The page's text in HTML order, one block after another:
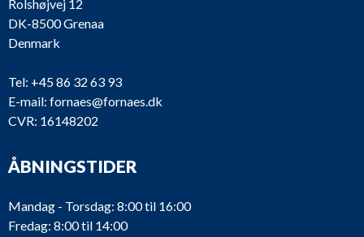
Rolshøjvej 12
DK-8500 Grenaa
Denmark
Tel: +45 86 32 63 93
E-mail: fornaes@fornaes.dk
CVR: 16148202
ÅBNINGSTIDER
Mandag - Torsdag: 8:00 til 16:00
Fredag: 8:00 til 14:00